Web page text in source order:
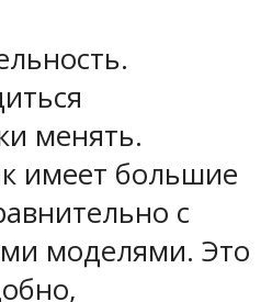
менять.
имеет большие
с
моделями. Это